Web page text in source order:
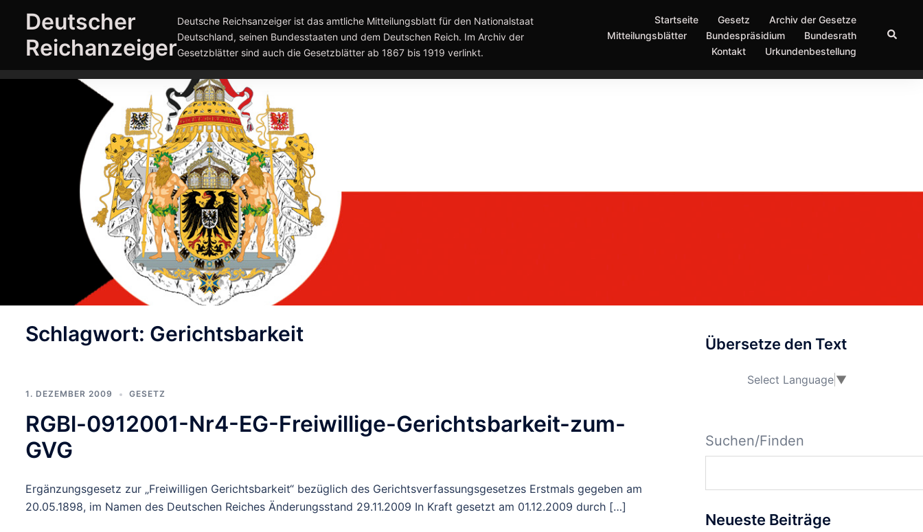
Inhalt
springen
Deutscher
Reichanzeiger
Deutsche Reichsanzeiger ist das amtliche Mitteilungsblatt für den Nationalstaat
Deutschland, seinen Bundesstaaten und dem Deutschen Reich. Im Archiv der
Gesetzblätter sind auch die Gesetzblätter ab 1867 bis 1919 verlinkt.
Startseite Gesetz
Archiv der Gesetze
Mitteilungsblätter
Bundespräsidium
Bundesrath
Kontakt
Urkundenbestellung
Suche
Schlagwort: Gerichtsbarkeit
1. DEZEMBER 2009 GESETZ
RGBl-0912001-Nr4-EG-Freiwillige-Gerichtsbarkeit-zum-
GVG
Ergänzungsgesetz zur „Freiwilligen Gerichtsbarkeit“ bezüglich des Gerichtsverfassungsgesetzes Erstmals gegeben am
20.05.1898, im Namen des Deutschen Reiches Änderungsstand 29.11.2009 In Kraft gesetzt am 01.12.2009 durch […]
Übersetze den Text
Select Language ▼
Suchen/Finden
Neueste Beiträge